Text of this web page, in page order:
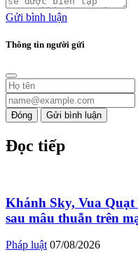
Gửi bình luận
Thông tin người gửi
Đóng Gửi bình luận
Đọc tiếp
Khánh Sky, Vua
sau mâu thuẫn trên
Pháp luật 07/08/2026